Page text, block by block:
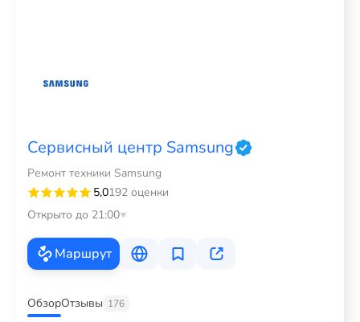
Сервисный центр Samsung
Ремонт техники Samsung
5,0192 оценки
Открыто до 21:00
Маршрут
ОбзорОтзывы 176